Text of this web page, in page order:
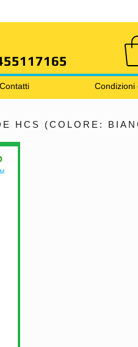
Condizioni
Contatti
HCS (COLORE: